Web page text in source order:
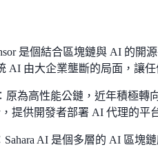
是個結合區塊鏈與 AI 的開
AI 由大企業壟斷的局面，讓
原為高性能公鏈，近年積極轉
提供開發者部署 AI 代理的平
Sahara AI 是個多層的 AI 區塊